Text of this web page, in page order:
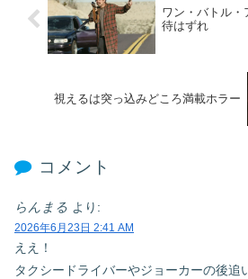
ワン・バトル・
待はずれ
視えるは突っ込みどころ満載ホラー
コメント
らんまる より:
2026年6月23日 2:41 AM
ええ！
タクシードライバーやジョーカーの後追